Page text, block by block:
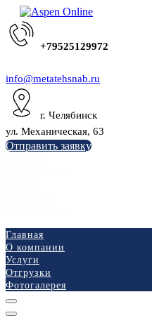
+79525129972
info@metatehsnab.ru
г. Челябинск
ул. Механическая, 63
Отправить заявку
Главная
О компании
Услуги
Отгрузки
Фотогалерея